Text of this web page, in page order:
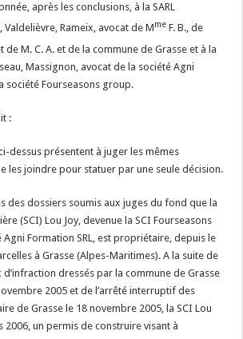
après les conclusions, à la SARL
Valdelièvre, Rameix, avocat de Mme F. B., de
de M. C. A. et de la commune de Grasse et à la
Massignon, avocat de la société Agni
société Fourseasons group.
:
dessus présentent à juger les mêmes
les joindre pour statuer par une seule décision.
des dossiers soumis aux juges du fond que la
(SCI) Lou Joy, devenue la SCI Fourseasons
Formation SRL, est propriétaire, depuis le
à Grasse (Alpes-Maritimes). A la suite de
dressés par la commune de Grasse
2005 et de l’arrêté interruptif des
de Grasse le 18 novembre 2005, la SCI Lou
2006, un permis de construire visant à